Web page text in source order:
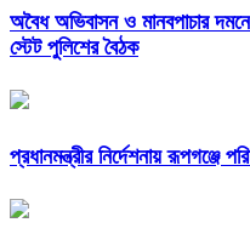
অবৈধ অভিবাসন ও মানবপাচার
স্টেট পুলিশের বৈঠক
প্রধানমন্ত্রীর নির্দেশনায় রূপগঞ্জে